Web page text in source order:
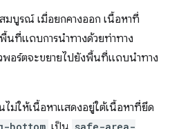
บูรณ์ เมื่อยกคางออก เนื้อหาที่
นที่แถบการนำทางด้วยท่าทาง
อร์ตจะขยายไปยังพื้นที่แถบนำทาง
ม่ให้เนื้อหาแสดงอยู่ใต้เนื้อหาที่ยึด